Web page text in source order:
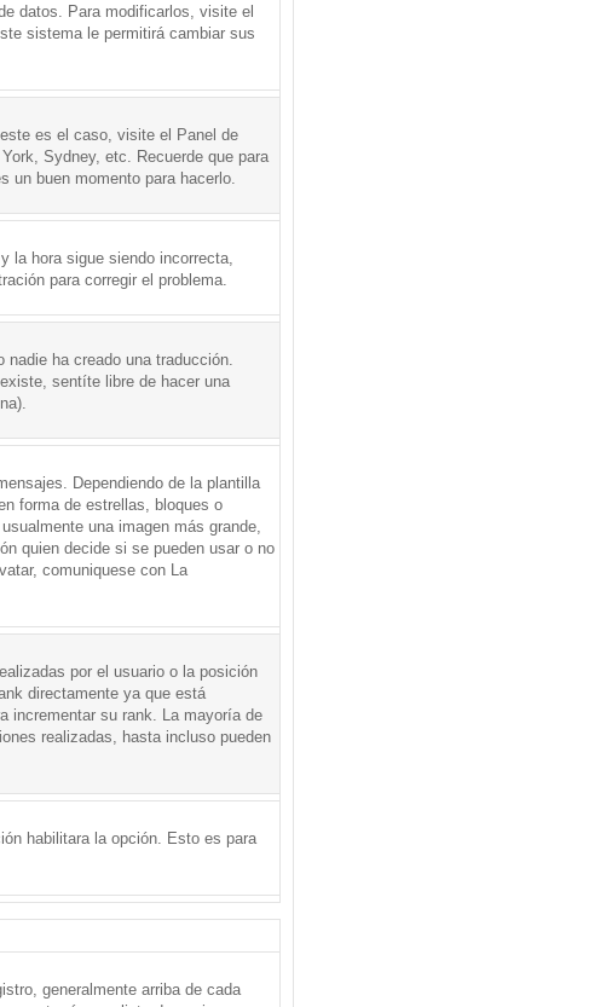
datos. Para modificarlos, visite el
sistema le permitirá cambiar sus
es el caso, visite el Panel de
Sydney, etc. Recuerde que para
un buen momento para hacerlo.
la hora sigue siendo incorrecta,
para corregir el problema.
nadie ha creado una traducción.
sentíte libre de hacer una
Dependiendo de la plantilla
forma de estrellas, bloques o
una imagen más grande,
quien decide si se pueden usar o no
comuniquese con La
por el usuario o la posición
directamente ya que está
incrementar su rank. La mayoría de
realizadas, hasta incluso pueden
habilitara la opción. Esto es para
generalmente arriba de cada